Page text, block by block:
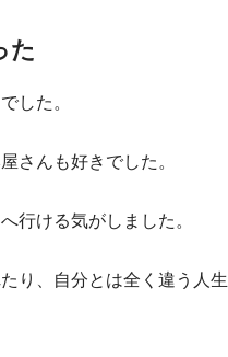
た
した。
さんも好きでした。
行ける気がしました。
り、自分とは全く違う人生